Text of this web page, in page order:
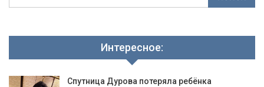
Интересное:
Спутница Дурова потеряла ребёнка